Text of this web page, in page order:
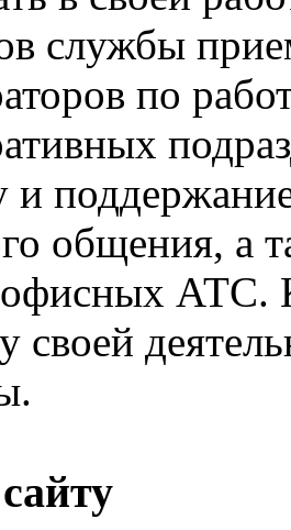
службы
по
и
общения, а
АТС.
своей